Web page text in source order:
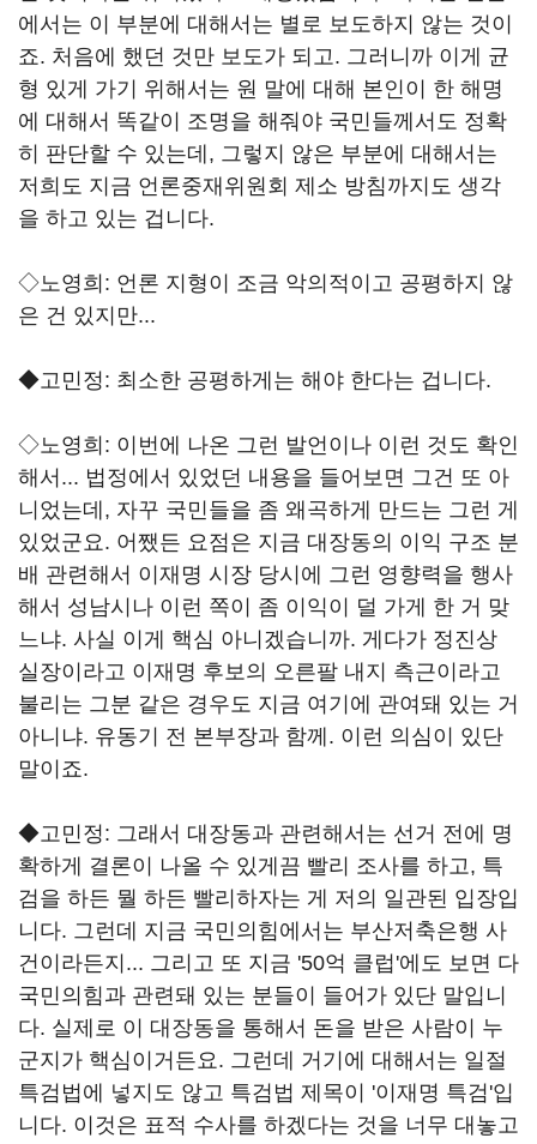
에서는 이 부분에 대해서는 별로 보도하지 않는 것이
죠. 처음에 했던 것만 보도가 되고. 그러니까 이게 균
형 있게 가기 위해서는 원 말에 대해 본인이 한 해명
에 대해서 똑같이 조명을 해줘야 국민들께서도 정확
히 판단할 수 있는데, 그렇지 않은 부분에 대해서는
저희도 지금 언론중재위원회 제소 방침까지도 생각
을 하고 있는 겁니다.
◇노영희: 언론 지형이 조금 악의적이고 공평하지 않
은 건 있지만...
◆고민정: 최소한 공평하게는 해야 한다는 겁니다.
◇노영희: 이번에 나온 그런 발언이나 이런 것도 확인
해서... 법정에서 있었던 내용을 들어보면 그건 또 아
니었는데, 자꾸 국민들을 좀 왜곡하게 만드는 그런 게
있었군요. 어쨌든 요점은 지금 대장동의 이익 구조 분
배 관련해서 이재명 시장 당시에 그런 영향력을 행사
해서 성남시나 이런 쪽이 좀 이익이 덜 가게 한 거 맞
느냐. 사실 이게 핵심 아니겠습니까. 게다가 정진상
실장이라고 이재명 후보의 오른팔 내지 측근이라고
불리는 그분 같은 경우도 지금 여기에 관여돼 있는 거
아니냐. 유동기 전 본부장과 함께. 이런 의심이 있단
말이죠.
◆고민정: 그래서 대장동과 관련해서는 선거 전에 명
확하게 결론이 나올 수 있게끔 빨리 조사를 하고, 특
검을 하든 뭘 하든 빨리하자는 게 저의 일관된 입장입
니다. 그런데 지금 국민의힘에서는 부산저축은행 사
건이라든지... 그리고 또 지금 '50억 클럽'에도 보면 다
국민의힘과 관련돼 있는 분들이 들어가 있단 말입니
다. 실제로 이 대장동을 통해서 돈을 받은 사람이 누
군지가 핵심이거든요. 그런데 거기에 대해서는 일절
특검법에 넣지도 않고 특검법 제목이 '이재명 특검'입
니다. 이것은 표적 수사를 하겠다는 것을 너무 대놓고